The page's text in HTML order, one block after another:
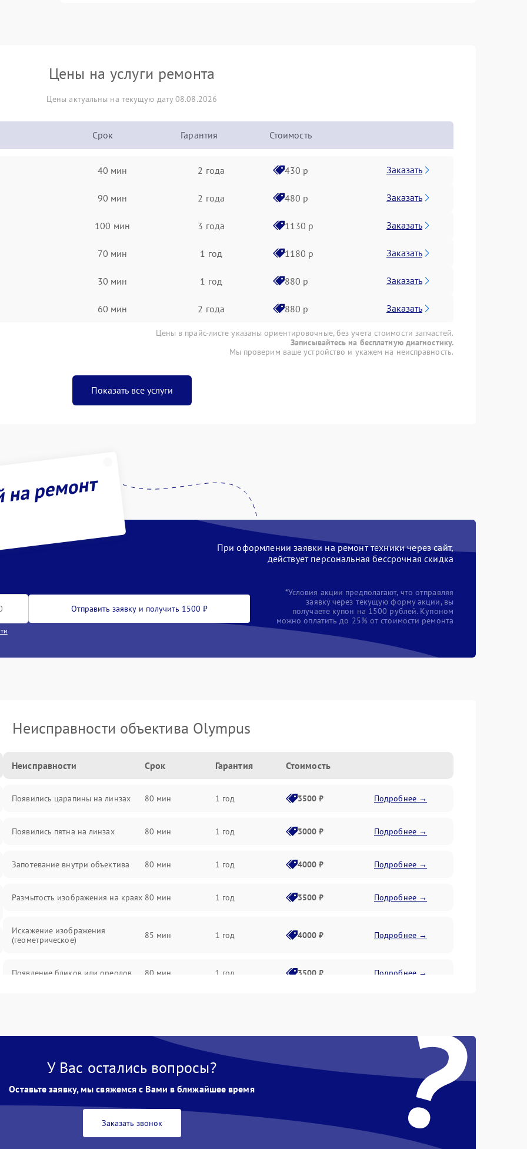
Цены на услуги ремонта
Цены актуальны на текущую дату 08.08.2026
Срок Гарантия Стоимость
40 мин 2 года 430 р Заказать
90 мин 2 года 480 р Заказать
100 мин 3 года 1130 р Заказать
70 мин 1 год 1180 р Заказать
30 мин 1 год 880 р Заказать
60 мин 2 года 880 р Заказать
Цены в прайс-листе указаны ориентировочные, без учета стоимости запчастей.
Записывайтесь на бесплатную диагностику.
Мы проверим ваше устройство и укажем на неисправность.
Показать все услуги
ремонт
При оформлении заявки на ремонт техники через сайт,
действует персональная бессрочная скидка
Отправить заявку и получить 1500 ₽
*Условия акции предполагают, что отправляя
заявку через текущую форму акции, вы
получаете купон на 1500 рублей. Купоном
можно оплатить до 25% от стоимости ремонта
Неисправности объектива Olympus
Неисправности Срок Гарантия Стоимость
Появились царапины на линзах 80 мин 1 год 3500 ₽ Подробнее →
Появились пятна на линзах 80 мин 1 год 3000 ₽ Подробнее →
Запотевание внутри объектива 80 мин 1 год 4000 ₽ Подробнее →
Размытость изображения на краях 80 мин 1 год 3500 ₽ Подробнее →
Искажение изображения
(геометрическое)
85 мин 1 год 4000 ₽ Подробнее →
Появление бликов или ореолов 80 мин 1 год 3500 ₽ Подробнее →
?
У Вас остались вопросы?
Оставьте заявку, мы свяжемся с Вами в ближайшее время
Заказать звонок